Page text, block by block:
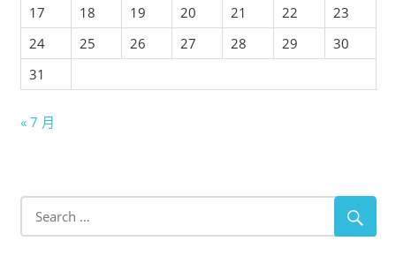
17
18 19 20 21 22
23
24
25 26 27 28 29
30
31
« 7 月